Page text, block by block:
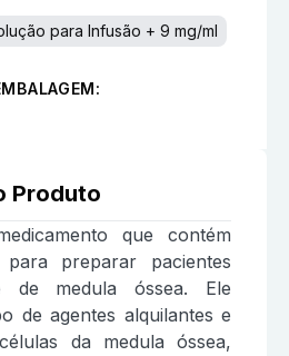
para Infusão + 9 mg/ml
Produto
que contém
para preparar pacientes
de medula óssea. Ele
de agentes alquilantes e
da medula óssea,